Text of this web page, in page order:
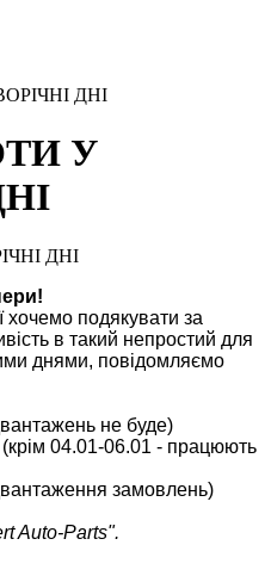
ДНІ
У
хочемо подякувати за
в такий непростий для
днями, повідомляємо
не буде)
(крім 04.01-06.01 - працюють
замовлень)
Auto-Parts".